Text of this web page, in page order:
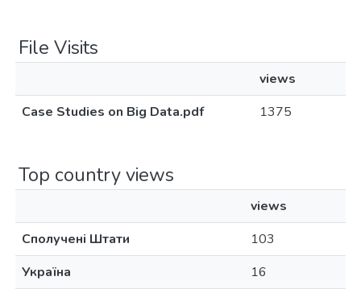
File Visits
views
Case Studies on Big Data.pdf
1375
Top country views
views
Сполучені Штати
103
Україна
16